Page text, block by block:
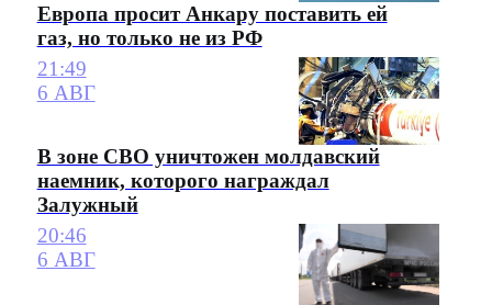
Европа просит Анкару поставить ей
газ, но только не из РФ
21:49
6 АВГ
В зоне СВО уничтожен молдавский
наемник, которого награждал
Залужный
20:46
6 АВГ